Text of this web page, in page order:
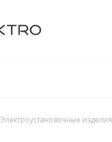
Электроустановочные изделия